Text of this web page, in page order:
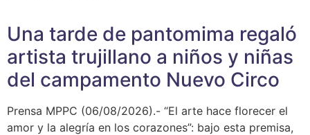
Una tarde de pantomima regaló
artista trujillano a niños y niñas
del campamento Nuevo Circo
Prensa MPPC (06/08/2026).- “El arte hace florecer el
amor y la alegría en los corazones”: bajo esta premisa,